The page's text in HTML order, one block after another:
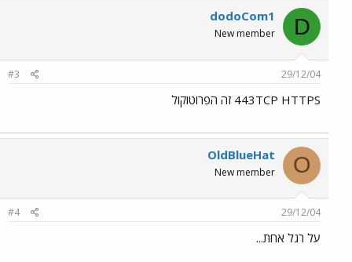
D
dodoCom1
New member
29/12/04
#3
443TCP HTTPS זה הפרוטוקול
O
OldBlueHat
New member
29/12/04
#4
על רגל אחת...